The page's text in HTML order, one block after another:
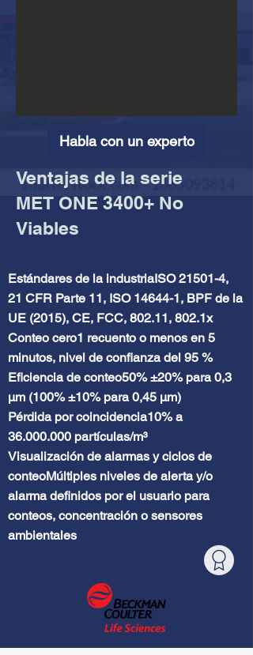
Habla con un experto
Ventajas de la serie
MET ONE 3400+ No
Viables
Estándares de la industriaISO 21501-4,
21 CFR Parte 11, ISO 14644-1, BPF de la
UE (2015), CE, FCC, 802.11, 802.1x
Conteo cero1 recuento o menos en 5
minutos, nivel de confianza del 95 %
Eficiencia de conteo50% ±20% para 0,3
μm (100% ±10% para 0,45 μm)
Pérdida por coincidencia10% a
36.000.000 partículas/m³
​Visualización de alarmas y ciclos de
conteoMúltiples niveles de alerta y/o
alarma definidos por el usuario para
conteos, concentración o sensores
ambientales